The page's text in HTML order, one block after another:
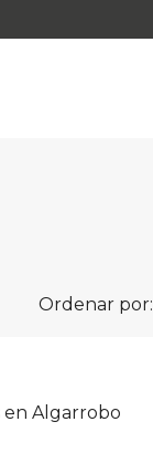
Ordenar por:
en Algarrobo